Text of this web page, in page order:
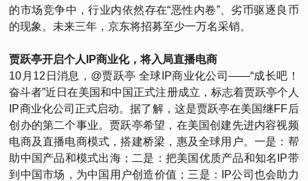
的市场竞争中，行业内依然存在“恶性内卷”、劣币驱逐良币
的现象。未来三年，京东将招募至少一万名采销。
贾跃亭开启个人IP商业化，将入局直播电商
10月12日消息，@贾跃亭 全球IP商业化公司——“成长吧！
奋斗者”近日在美国和中国正式注册成立，标志着贾跃亭个人
IP商业化公司正式启动。据了解，这是贾跃亭在美国继FF后
创办的第二个事业。贾跃亭希望，在美国创建先进内容视频
电商及直播电商模式，搭建桥梁，惠及全球用户。一是：帮
助中国产品和模式出海；二是：把美国优质产品和知名IP带
到中国市场，为中国用户创造价值；三是：IP公司也会助力